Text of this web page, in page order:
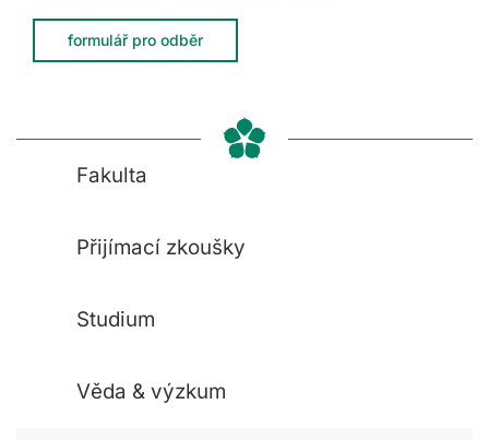
formulář pro odběr
Fakulta
Přijímací zkoušky
Studium
Věda & výzkum